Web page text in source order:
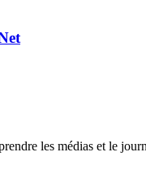
les médias et le